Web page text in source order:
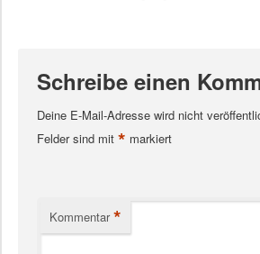
Schreibe einen
Deine E-Mail-Adresse wird nicht
Felder sind mit * markiert
Kommentar *